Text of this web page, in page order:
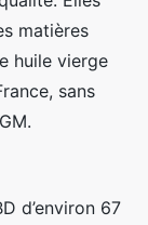
matières
huile vierge
sans
d’environ 67